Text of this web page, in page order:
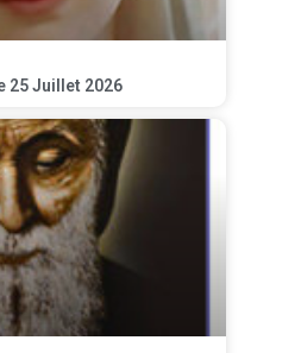
25 Juillet 2026